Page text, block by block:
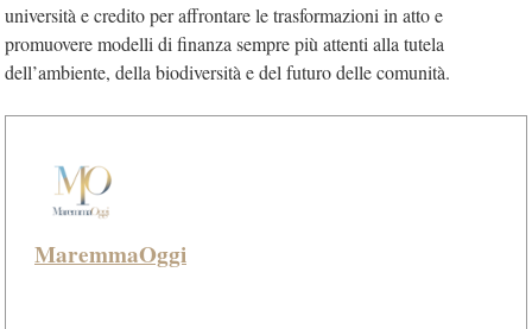
università e credito per affrontare le trasformazioni in atto e
promuovere modelli di finanza sempre più attenti alla tutela
dell’ambiente, della biodiversità e del futuro delle comunità.
MaremmaOggi